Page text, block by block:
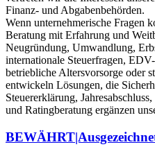
Finanz- und Abgabenbehörden.
Wenn unternehmerische Fragen
Beratung mit Erfahrung und
Neugründung, Umwandlung,
internationale Steuerfragen,
betriebliche Altersvorsorge oder
entwickeln Lösungen, die
Steuererklärung,
und Ratingberatung ergänzen